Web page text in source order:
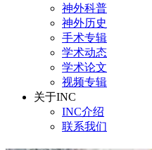
神外科普
神外历史
手术专辑
学术动态
学术论文
视频专辑
关于INC
INC介绍
联系我们